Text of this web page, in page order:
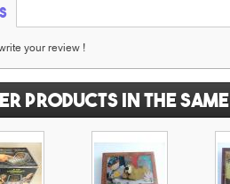
your review !
products in the